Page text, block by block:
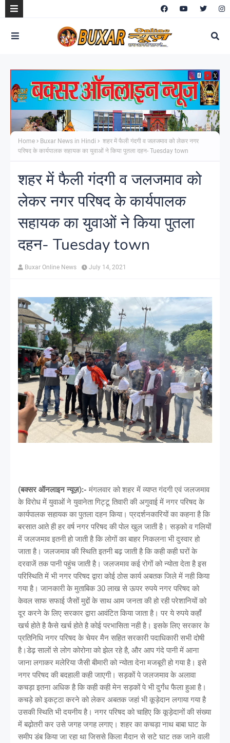
Home Buxar News in Hindi
शहर में फैली गंदगी व जलजमाव को लेकर नगर
परिषद के कार्यपालक सहायक का युवाओं ने किया पुतला दहन- Tuesday town
शहर में फैली गंदगी व जलजमाव को
लेकर नगर परिषद के कार्यपालक
सहायक का युवाओं ने किया पुतला
दहन- Tuesday town
Buxar Online News July 14, 2021
(बक्सर ऑनलाइन न्यूज़):- मंगलवार को शहर में व्याप्त गंदगी एवं जलजमाव
के विरोध में युवाओं ने युवानेता गिट्टू तिवारी की अगुवाई में नगर परिषद के
कार्यपालक सहायक का पुतला दहन किया। प्रदर्शनकारियों का कहना है कि
बरसात आते ही हर वर्ष नगर परिषद की पोल खुल जाती है। सड़को व गलियों
में जलजमाव इतनी हो जाती है कि लोगों का बाहर निकलना भी दुस्वार हो
जाता है। जलजमाव की स्थिति इतनी बढ़ जाती है कि कही कही घरों के
दरवाजें तक पानी पहुंच जाती है। जलजमाव कई रोगों को न्योता देता है इस
परिस्थिति में भी नगर परिषद द्वारा कोई ठोस कार्य अबतक जिले में नही किया
गया है। जानकारी के मुताबिक 30 लाख से ऊपर रुपये नगर परिषद को
केवल साफ सफाई जैसों मुद्दों के साथ आम जनता की हो रही परेशानियों को
दूर करने के लिए सरकार द्वारा आवंटित किया जाता है। पर ये रुपये कहाँ
खर्च होते है कैसे खर्च होते है कोई परभासिता नही है। इसके लिए सरकार के
प्रतिनिधि नगर परिषद के चेयर मैन सहित सरकारी पदाधिकारी सभी दोषी
है।डेढ़ सालों से लोग कोरोना को झेल रहे है, और आप गंदे पानी में आना
जाना लगाकर मलेरिया जैसी बीमारी को न्योता देना मजबूरी हो गया है। इसे
नगर परिषद की बदहाली कही जाएगी। सड़कों पे जलजमाव के अलावा
कचड़ा इतना अधिक है कि कही कही मेन सड़कों पे भी दुर्गंध फैला हुआ है।
कचड़े को इकट्ठा करने को लेकर अबतक जहां भी कूड़ेदान लगाया गया है
उसकी स्थिति भी दयनीय है। नगर परिषद को चाहिए कि कूड़ेदानों की संख्या
में बढ़ोतरी कर उसे जगह जगह लगाए। शहर का कचड़ा नाथ बाबा घाट के
समीप डंब किया जा रहा था जिससे किला मैदान से सटे घाट तक जाने वाली